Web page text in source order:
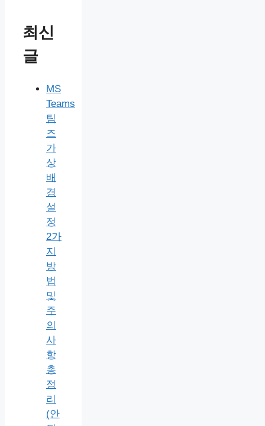
최신
글
MS
Teams
팀
즈
가
상
배
경
설
정
2가
지
방
법
및
주
의
사
항
총
정
리
(안